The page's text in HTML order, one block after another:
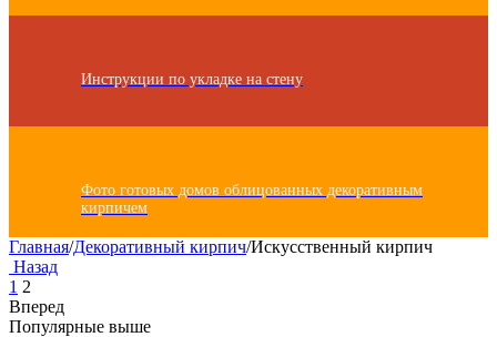
Инструкции по укладке на стену
Фото готовых домов облицованных декоративным
кирпичем
Главная/Декоративный кирпич/Искусственный кирпич
Назад
1 2
Вперед
Популярные выше